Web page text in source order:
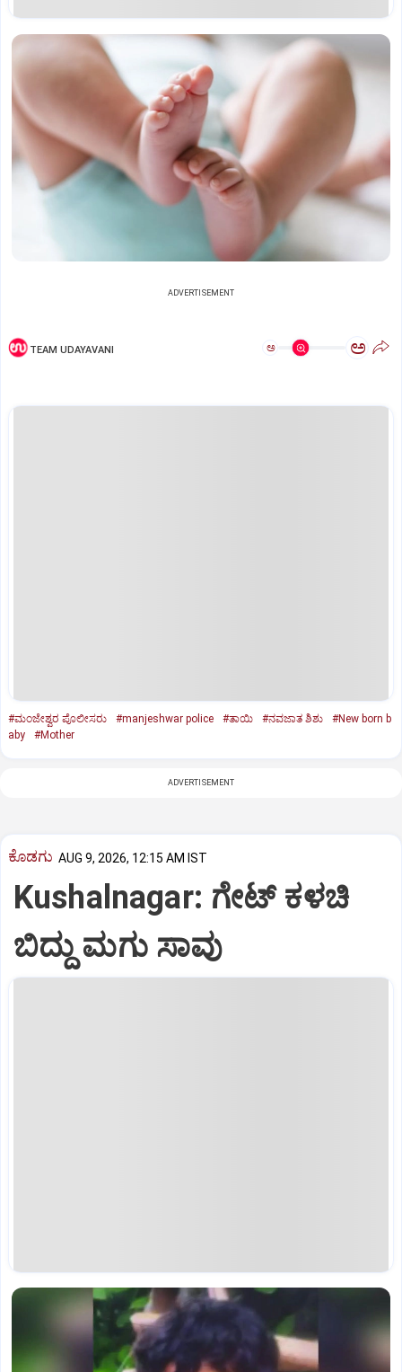
ADVERTISEMENT
TEAM UDAYAVANI ಅ ಅ
#ಮಂಜೇಶ್ವರ ಪೊಲೀಸರು #manjeshwar police #ತಾಯಿ #ನವಜಾತ ಶಿಶು
#New born b
aby
#Mother
ADVERTISEMENT
ಕೊಡಗು AUG 9, 2026, 12:15 AM IST
Kushalnagar: ಗೇಟ್ ಕಳಚಿ
ಬಿದ್ದು ಮಗು ಸಾವು